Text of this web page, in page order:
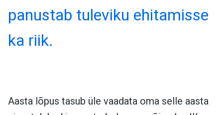
panustab tuleviku ehitamisse
ka riik.
Aasta lõpus tasub üle vaadata oma selle aasta